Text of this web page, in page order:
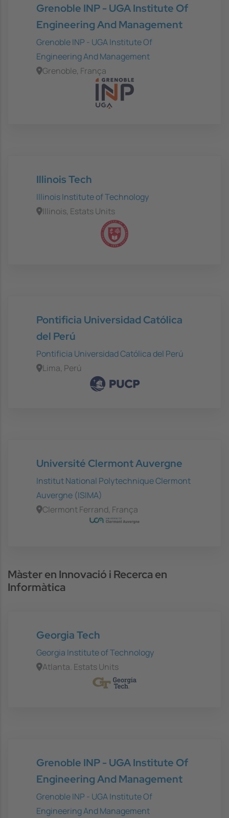
Grenoble INP - UGA Institute Of
Engineering And Management
Grenoble INP - UGA Institute Of
Engineering And Management
Grenoble, França
Illinois Tech
Illinois Institute of Technology
Illinois, Estats Units
Pontificia Universidad Católica
del Perú
Pontificia Universidad Católica del Perú
Lima, Perú
Université Clermont Auvergne
Institut National Polytechnique Clermont
Auvergne (ISIMA)
Clermont Ferrand, França
Màster en Innovació i Recerca en
Informàtica
Georgia Tech
Georgia Institute of Technology
Atlanta. Estats Units
Grenoble INP - UGA Institute Of
Engineering And Management
Grenoble INP - UGA Institute Of
Engineering And Management